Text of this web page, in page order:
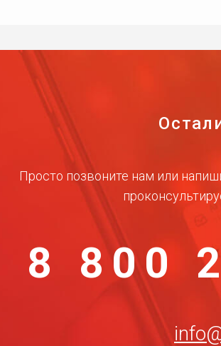
Просто позвоните нам или
8 800